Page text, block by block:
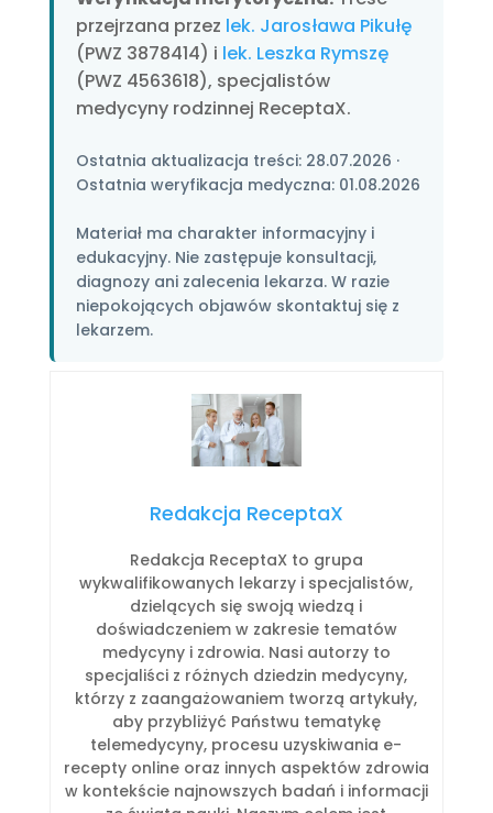
przejrzana przez lek. Jarosława Pikułę
(PWZ 3878414) i lek. Leszka Rymszę
(PWZ 4563618), specjalistów
medycyny rodzinnej ReceptaX.
Ostatnia aktualizacja treści: 28.07.2026 ·
Ostatnia weryfikacja medyczna: 01.08.2026
Materiał ma charakter informacyjny i
edukacyjny. Nie zastępuje konsultacji,
diagnozy ani zalecenia lekarza. W razie
niepokojących objawów skontaktuj się z
lekarzem.
Redakcja ReceptaX
Redakcja ReceptaX to grupa
wykwalifikowanych lekarzy i specjalistów,
dzielących się swoją wiedzą i
doświadczeniem w zakresie tematów
medycyny i zdrowia. Nasi autorzy to
specjaliści z różnych dziedzin medycyny,
którzy z zaangażowaniem tworzą artykuły,
aby przybliżyć Państwu tematykę
telemedycyny, procesu uzyskiwania e-
recepty online oraz innych aspektów zdrowia
w kontekście najnowszych badań i informacji